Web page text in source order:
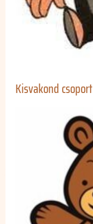
Kisvakond csoport